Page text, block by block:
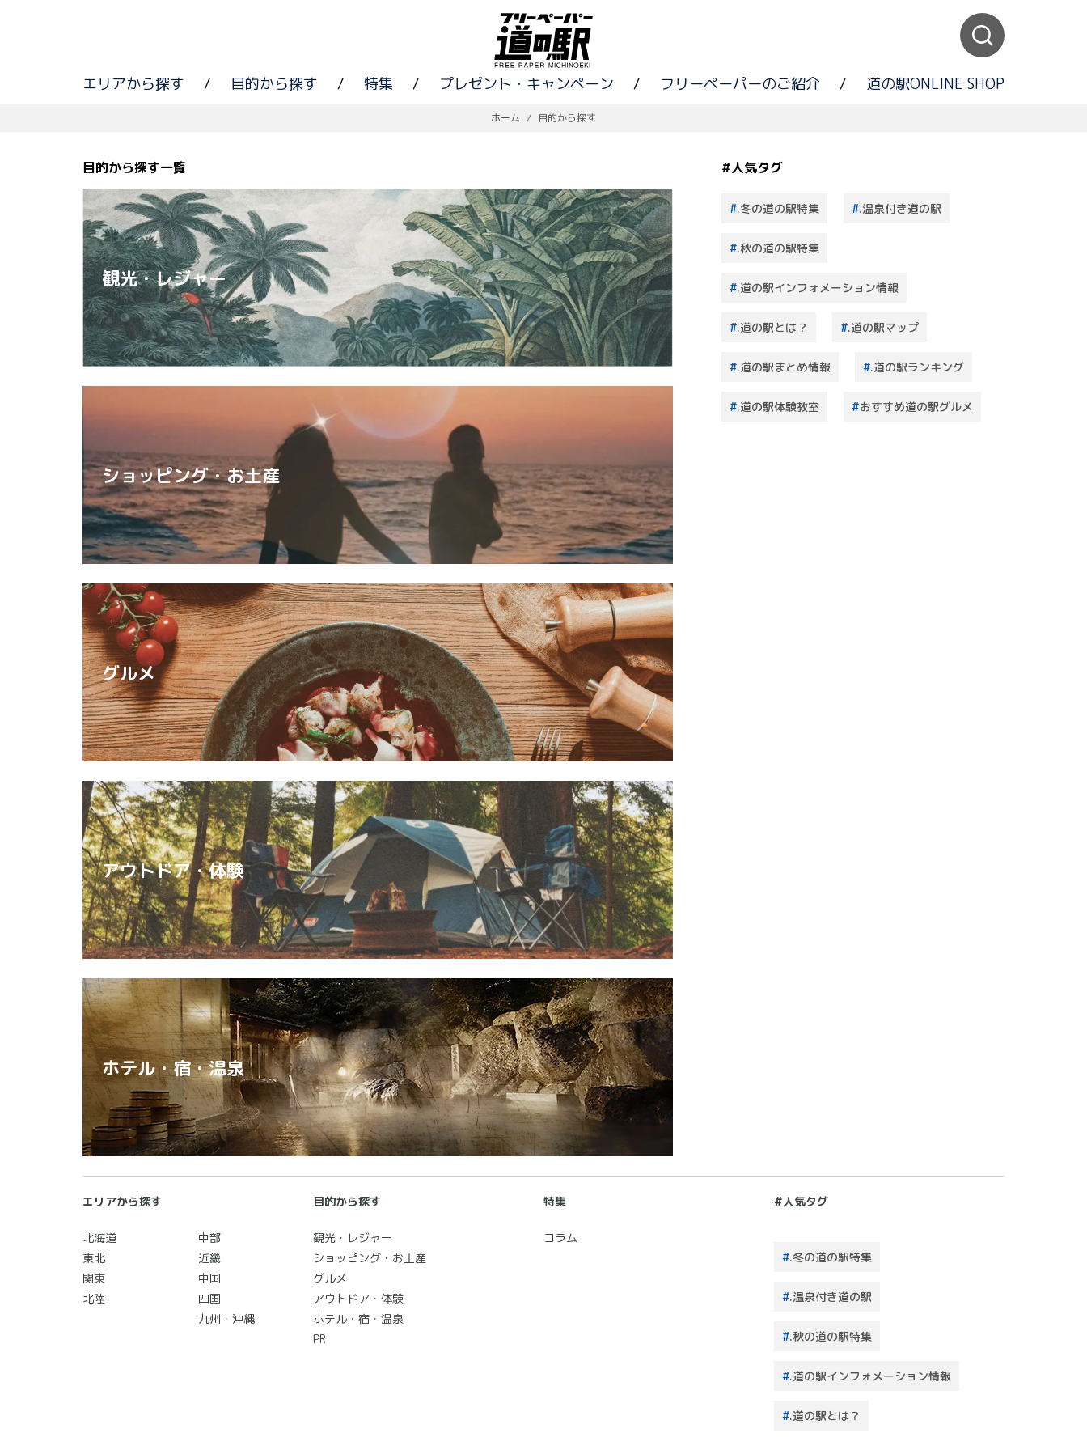
エリアから探す / 目的から探す / 特集 / プレゼント・キャンペーン / フリーペーパーのご紹介 / 道の駅ONLINE SHOP
ホーム / 目的から探す
目的から探す一覧
観光・レジャー
ショッピング・お土産
グルメ
アウトドア・体験
ホテル・宿・温泉
#人気タグ
.冬の道の駅特集 .温泉付き道の駅
.秋の道の駅特集
.道の駅インフォメーション情報
.道の駅とは？ .道の駅マップ
.道の駅まとめ情報 .道の駅ランキング
.道の駅体験教室 おすすめ道の駅グルメ
エリアから探す
北海道
東北
関東
北陸
中部
近畿
中国
四国
九州・沖縄
目的から探す
観光・レジャー
ショッピング・お土産
グルメ
アウトドア・体験
ホテル・宿・温泉
PR
特集
コラム
#人気タグ
.冬の道の駅特集
.温泉付き道の駅
.秋の道の駅特集
.道の駅インフォメーション情報
.道の駅とは？